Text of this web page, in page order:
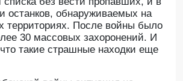
останков, обнаруживаемых на
территориях. После войны было
30 массовых захоронений. И
такие страшные находки еще